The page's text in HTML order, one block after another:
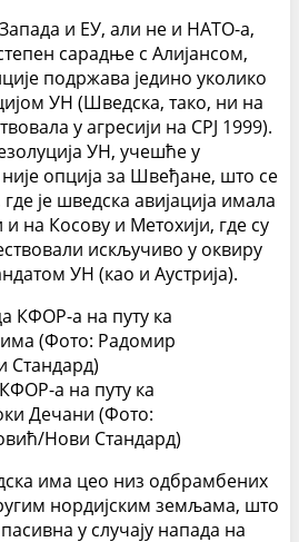
и ЕУ, али не и НАТО-а,
сарадње с Алијансом,
подржава једино уколико
УН (Шведска, тако, ни на
у агресији на СРЈ 1999).
УН, учешће у
опција за Швеђане, што се
је шведска авијација имала
и на Косову и Метохији, где су
искључиво у оквиру
УН (као и Аустрија).
а на путу ка
Дечани (Фото:
Нови Стандард)
има цео низ одбрамбених
нордијским земљама, што
у случају напада на